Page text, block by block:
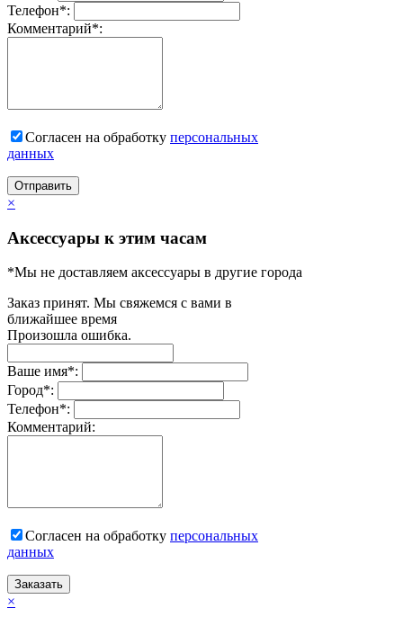
Телефон*:
Комментарий*:
Согласен на обработку персональныx
данных
Отправить
×
Аксессуары к этим часам
*Мы не доставляем аксессуары в другие города
Заказ принят. Мы свяжемся с вами в
ближайшее время
Произошла ошибка.
Ваше имя*:
Город*:
Телефон*:
Комментарий:
Согласен на обработку персональныx
данных
Заказать
×